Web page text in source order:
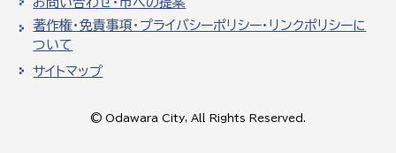
著作権・免責事項・プライバシーポリシー・リンクポリシーに
ついて
サイトマップ
© Odawara City, All Rights Reserved.